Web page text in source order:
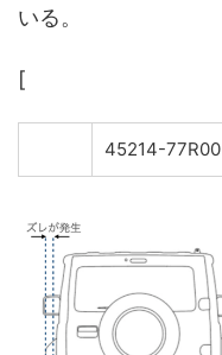
いる。
[
45214-77R00